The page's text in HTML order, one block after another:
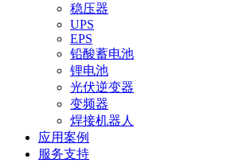
稳压器
UPS
EPS
铅酸蓄电池
锂电池
光伏逆变器
变频器
焊接机器人
应用案例
服务支持